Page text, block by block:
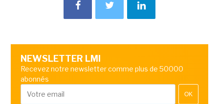
NEWSLETTER LMI
Recevez notre newsletter comme plus de 50000
abonnés
OK